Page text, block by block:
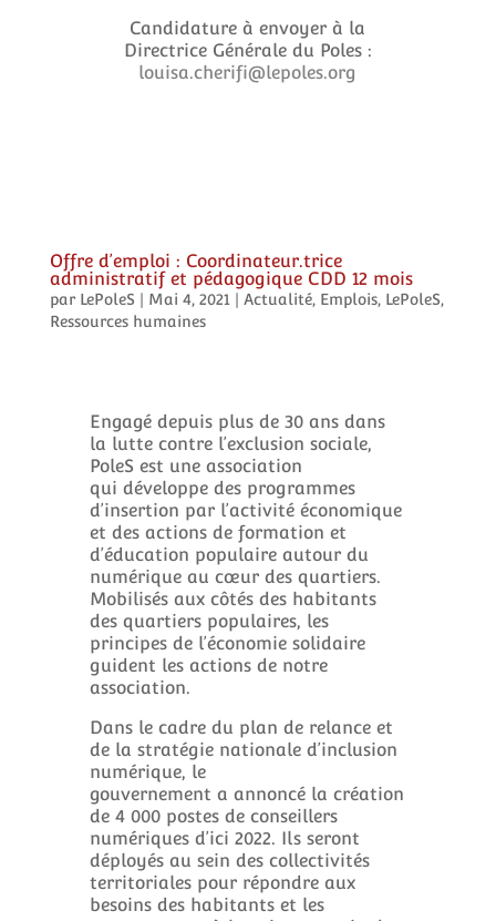
Candidature à envoyer à la
Directrice Générale du Poles :
louisa.cherifi@lepoles.org
Offre d’emploi : Coordinateur.trice
administratif et pédagogique CDD 12 mois
par LePoleS Mai 4, 2021 Actualité, Emplois, LePoleS,
Ressources humaines
Engagé depuis plus de 30 ans dans
la lutte contre l’exclusion sociale,
PoleS est une association
qui développe des programmes
d’insertion par l’activité économique
et des actions de formation et
d’éducation populaire autour du
numérique au cœur des quartiers.
Mobilisés aux côtés des habitants
des quartiers populaires, les
principes de l’économie solidaire
guident les actions de notre
association.
Dans le cadre du plan de relance et
de la stratégie nationale d’inclusion
numérique, le
gouvernement a annoncé la création
de 4 000 postes de conseillers
numériques d’ici 2022. Ils seront
déployés au sein des collectivités
territoriales pour répondre aux
besoins des habitants et les